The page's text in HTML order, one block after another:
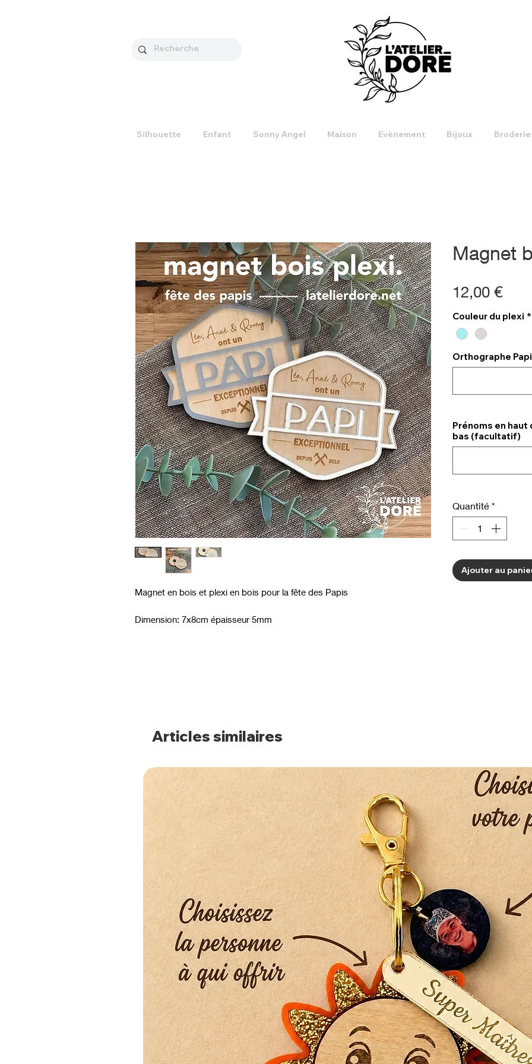
Silhouette Enfant Sonny Angel Maison Evènement Bijoux Broderie
Magnet en bois et plexi en bois pour la fête des Papis
Dimension: 7x8cm épaisseur 5mm
Magnet
12,00 €Prix
Couleur du plexi *
Orthographe
Prénoms en
bas (facultatif)
Quantité *
Ajouter au
Articles similaires